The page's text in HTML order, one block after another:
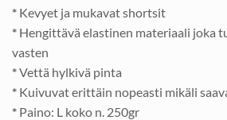
* Kevyet ja mukavat shortsit
* Hengittävä elastinen materiaali joka
vasten
*Vettä hylkivä pinta
* Kuivuvat erittäin nopeasti mikäli
* Paino: L koko n. 250gr